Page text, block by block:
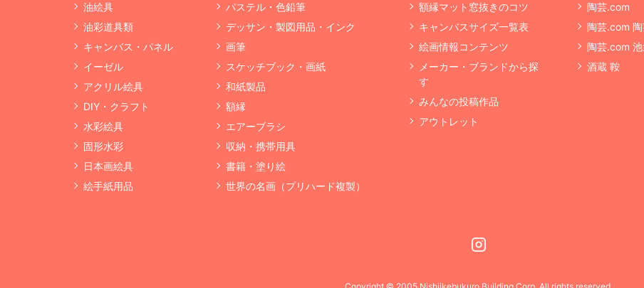
油絵具
油彩道具類
キャンバス・パネル
イーゼル
アクリル絵具
DIY・クラフト
水彩絵具
固形水彩
日本画絵具
絵手紙用品
パステル・色鉛筆
デッサン・製図用品・インク
画筆
スケッチブック・画紙
和紙製品
額縁
エアーブラシ
収納・携帯用具
書籍・塗り絵
世界の名画（プリハード複製）
額縁マット窓抜きのコツ
キャンバスサイズ一覧表
絵画情報コンテンツ
メーカー・ブランドから探
す
みんなの投稿作品
アウトレット
陶芸.com
陶芸.com
陶芸.com
酒蔵 鞍